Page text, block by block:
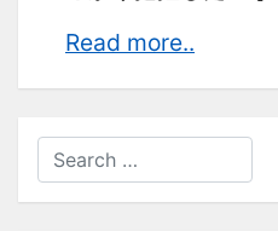
Read more..
へ
再
就